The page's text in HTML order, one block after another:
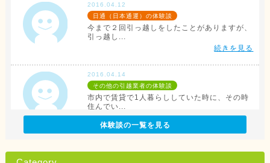
2016.04.12
日通（日本通運）の体験談
今まで２回引っ越しをしたことがありますが、
引っ越し...
続きを見る
2016.04.14
その他の引越業者の体験談
市内で賃貸で1人暮らししていた時に、その時
住んでい...
続きを見る
体験談の一覧を見る